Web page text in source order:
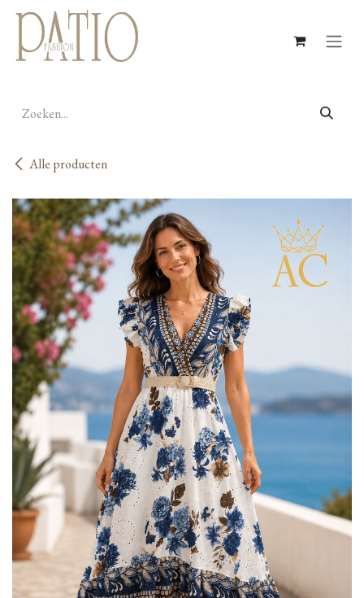
Overslaan naar inhoud
Alle producten